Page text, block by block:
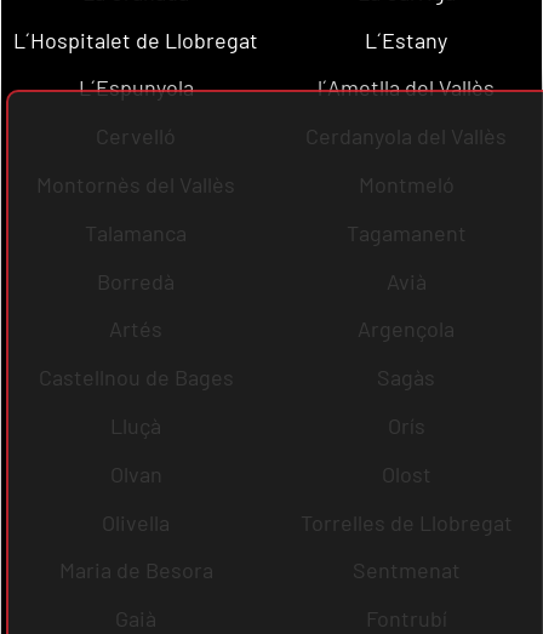
L´Hospitalet de Llobregat
L´Estany
L´Espunyola
l´Ametlla del Vallès
Cervelló
Cerdanyola del Vallès
Montornès del Vallès
Montmeló
Talamanca
Tagamanent
Borredà
Avià
Artés
Argençola
Castellnou de Bages
Sagàs
Lluçà
Orís
Olvan
Olost
Olivella
Torrelles de Llobregat
Maria de Besora
Sentmenat
Gaià
Fontrubí